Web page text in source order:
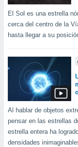
El Sol es una estrella
cerca del centro de la
hasta llegar a su
Al hablar de objetos
pensar en las estrellas
estrella entera ha
densidades